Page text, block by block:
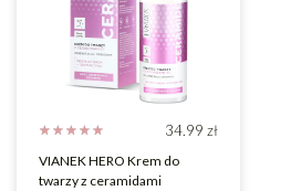
☆ ☆ ☆ ☆ ☆ 34.99 zł
VIANEK HERO Krem do
twarzy z ceramidami